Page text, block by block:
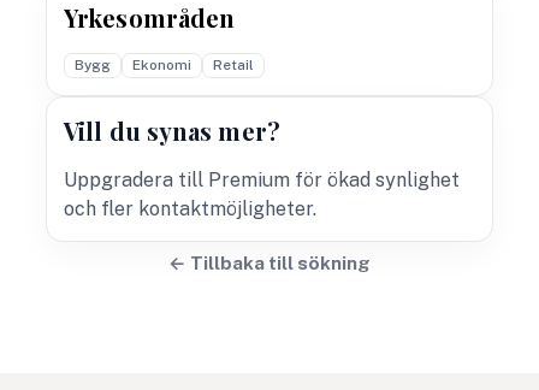
Yrkesområden
Bygg Ekonomi Retail
Vill du synas mer?
Uppgradera till Premium för ökad synlighet
och fler kontaktmöjligheter.
← Tillbaka till sökning